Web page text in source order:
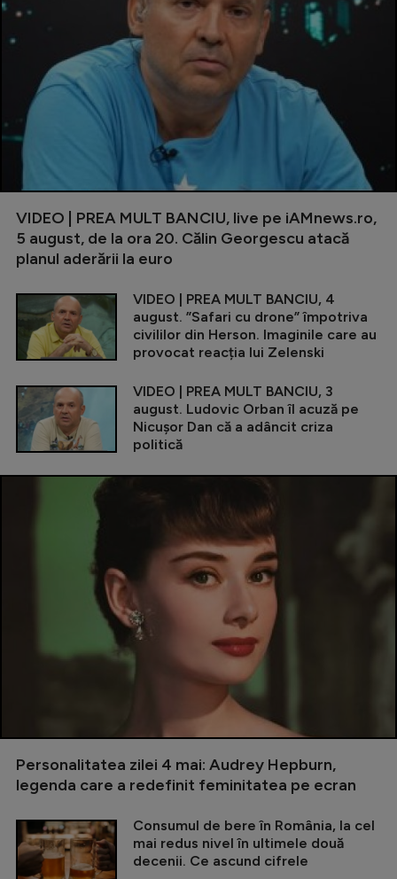
VIDEO | PREA MULT BANCIU, live pe iAMnews.ro,
5 august, de la ora 20. Călin Georgescu atacă
planul aderării la euro
VIDEO | PREA MULT BANCIU, 4
august. ”Safari cu drone” împotriva
civililor din Herson. Imaginile care au
provocat reacția lui Zelenski
VIDEO | PREA MULT BANCIU, 3
august. Ludovic Orban îl acuză pe
Nicușor Dan că a adâncit criza
politică
Personalitatea zilei 4 mai: Audrey Hepburn,
legenda care a redefinit feminitatea pe ecran
Consumul de bere în România, la cel
mai redus nivel în ultimele două
decenii. Ce ascund cifrele